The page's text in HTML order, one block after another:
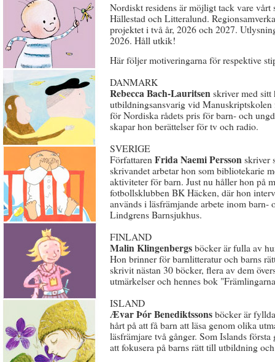
Nordiskt residens är möjligt tack vare vårt
Hällestad och Litteralund.
projektet i två år, 2026 och 2027.
2026. Håll utkik!
Här följer motiveringarna för respektive
DANMARK
Rebecca Bach-Lauritsenskriver med sitt
utbildningsansvarig vid
för Nordiska rådets pris för barn- och
skapar hon berättelser för tv och radio.
SVERIGE
Författaren Frida Naemi Perssonskriver
skrivandet arbetar hon som bibliotekarie
aktiviteter för barn. Just nu håller hon på
fotbollsklubben BK Häcken, där hon
används i läsfrämjande arbete inom
Lindgrens Barnsjukhus.
FINLAND
Malin Klingenbergsböcker är fulla av
Hon brinner för barnlitteratur och barns
skrivit nästan 30 böcker, flera av dem
utmärkelser och hennes bok
ISLAND
Ævar Þór Benediktssonsböcker är
hårt på att få barn att läsa genom olika
läsfrämjare två gånger. Som Islands
att fokusera på barns rätt till utbildning